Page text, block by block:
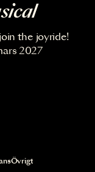
the joyride!
2027
Övrigt